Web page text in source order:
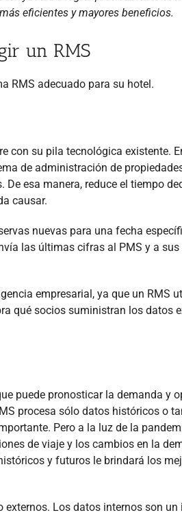
eficientes y mayores beneficios.
un RMS
RMS adecuado para su hotel.
con su pila tecnológica existente.
de administración de
esa manera, reduce el tiempo
causar.
nuevas para una fecha
las últimas cifras al PMS y a
empresarial, ya que un RMS
qué socios suministran los datos
puede pronosticar la demanda y
procesa sólo datos históricos o
Pero a la luz de la
de viaje y los cambios en la
y futuros le brindará los
externos. Los datos internos son